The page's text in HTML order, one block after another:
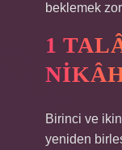
beklemek
1
Birinci ve
yeniden